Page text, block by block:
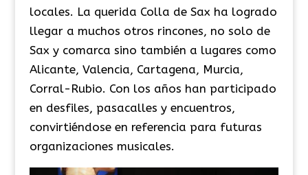
locales. La querida Colla de Sax ha logrado
llegar a muchos otros rincones, no solo de
Sax y comarca sino también a lugares como
Alicante, Valencia, Cartagena, Murcia,
Corral-Rubio. Con los años han participado
en desfiles, pasacalles y encuentros,
convirtiéndose en referencia para futuras
organizaciones musicales.